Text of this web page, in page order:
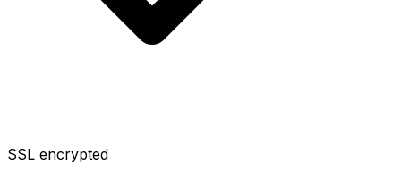
SSL encrypted